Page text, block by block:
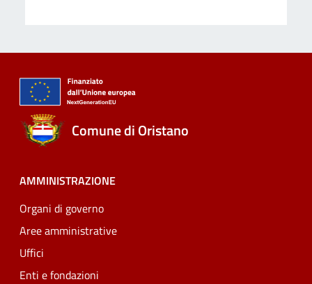
Comune di Oristano
AMMINISTRAZIONE
Organi di governo
Aree amministrative
Uffici
Enti e fondazioni